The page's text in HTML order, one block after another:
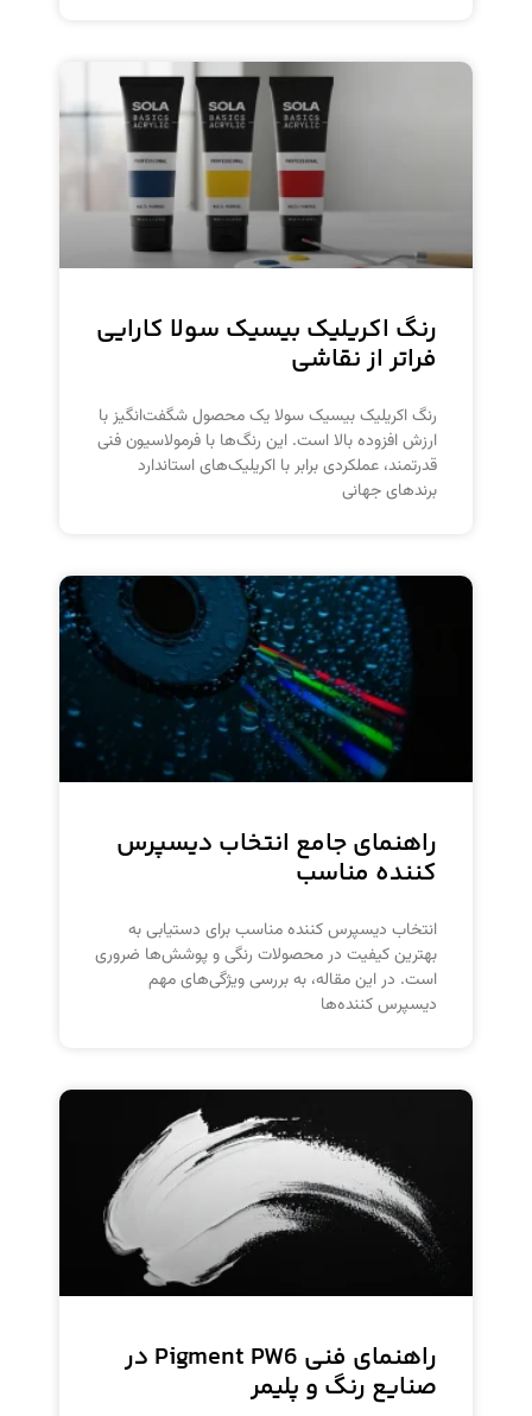
رنگ اکریلیک بیسیک سولا کارایی
فراتر از نقاشی
رنگ اکریلیک بیسیک سولا یک محصول شگفت‌انگیز با
ارزش افزوده بالا است. این رنگ‌ها با فرمولاسیون فنی
قدرتمند، عملکردی برابر با اکریلیک‌های استاندارد
برندهای جهانی
راهنمای جامع انتخاب دیسپرس
کننده مناسب
انتخاب دیسپرس کننده مناسب برای دستیابی به
بهترین کیفیت در محصولات رنگی و پوشش‌ها ضروری
است. در این مقاله، به بررسی ویژگی‌های مهم
دیسپرس کننده‌ها
راهنمای فنی Pigment PW6 در
صنایع رنگ و پلیمر